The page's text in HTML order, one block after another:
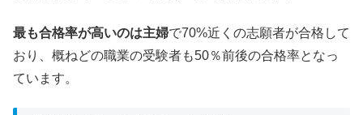
最も合格率が高いのは主婦で70%近くの志願者が合格して
おり、概ねどの職業の受験者も50％前後の合格率となっ
ています。